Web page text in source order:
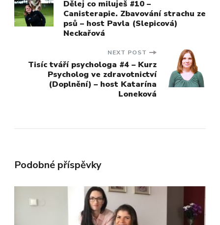
Navigation
Dělej co miluješ #10 –
Canisterapie. Zbavování strachu ze
psů – host Pavla (Slepicová)
Neckařová
NEXT POST
Tisíc tváří psychologa #4 – Kurz
Psycholog ve zdravotnictví
(Doplnění) – host Katarína
Loneková
Podobné příspěvky